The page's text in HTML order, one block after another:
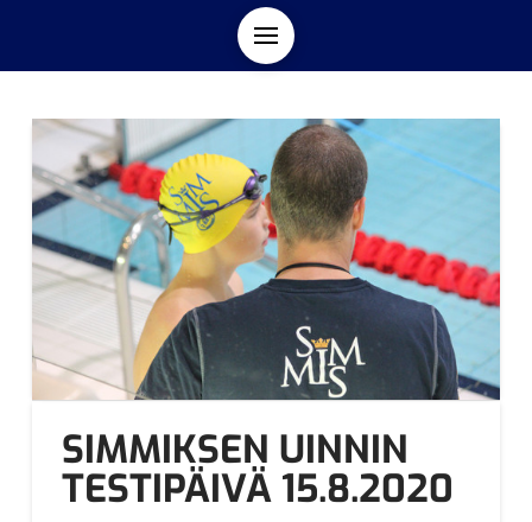
SIMMIKSEN UINNIN
TESTIPÄIVÄ 15.8.2020